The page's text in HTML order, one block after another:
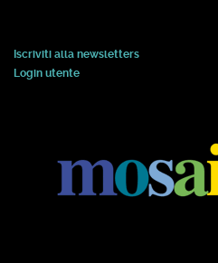
Iscriviti alla newsletters
Login utente